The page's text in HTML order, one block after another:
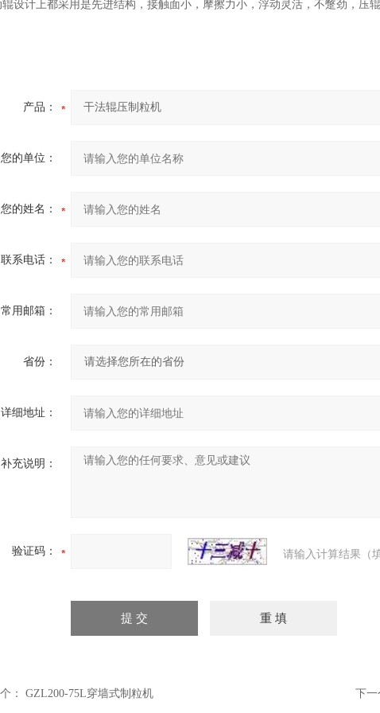
辊设计上都采用是先进结构，接触面小，摩擦力小，浮动灵活，不蹩劲，压
产品：
您的单位：
您的姓名：
联系电话：
常用邮箱：
省份：
详细地址：
补充说明：
验证码： 请输入计算结果（
： GZL200-75L穿墙式制粒机 下一